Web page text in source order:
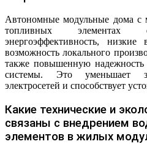
Автономные модульные дома с
топливных элементах
энергоэффективность,
возможность локального
также повышенную надежность
системы. Это уменьшает
электросетей и способствует
Какие технические и
связаны с внедрением
элементов в жилых